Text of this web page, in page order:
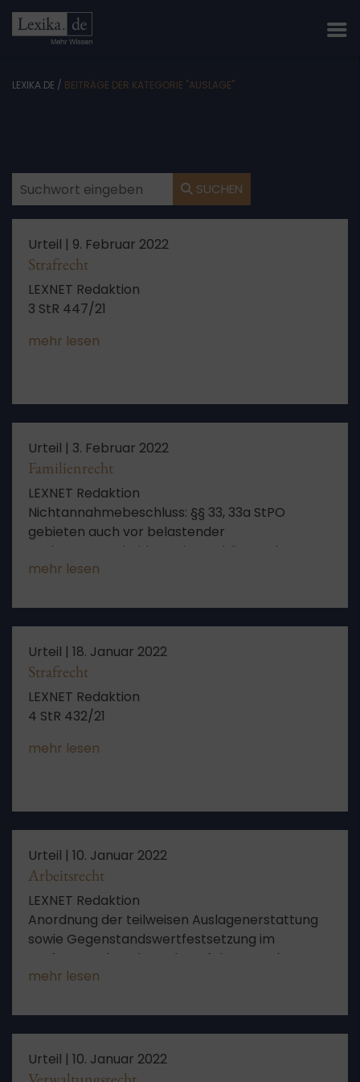
LEXIKA.DE / BEITRÄGE DER KATEGORIE "AUSLAGE"
SUCHEN
Urteil | 9. Februar 2022
Strafrecht
LEXNET Redaktion
3 StR 447/21
mehr lesen
Urteil | 3. Februar 2022
Familienrecht
LEXNET Redaktion
Nichtannahmebeschluss: §§ 33, 33a StPO
gebieten auch vor belastender
Auslagenentscheidung eine Anhörung des
Betroffenen – hier: Unzulässigkeit der
sowie wegen unzureichender Substantiierung
mehr lesen
Urteil | 18. Januar 2022
Strafrecht
LEXNET Redaktion
4 StR 432/21
mehr lesen
Urteil | 10. Januar 2022
Arbeitsrecht
LEXNET Redaktion
Anordnung der teilweisen Auslagenerstattung
sowie Gegenstandswertfestsetzung im
Verfassungsbeschwerdeverfahren nach
Erledigterklärung – Aufhebung angegriffener
Billigkeitsgesichtspunkt iSd § 34a Abs 3 BverfGG
mehr lesen
Urteil | 10. Januar 2022